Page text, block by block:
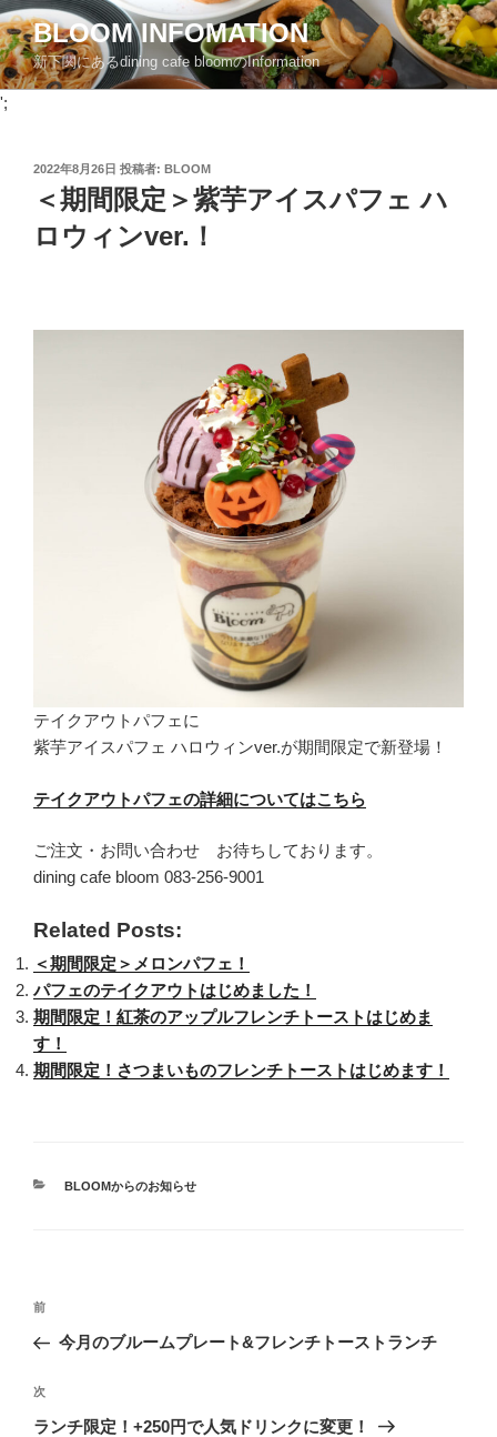
コ
ン
テ
ン
BLOOM INFOMATION
新下関にあるdining cafe bloomのInformation
';
投
日:
2022年8月26日 投稿者: BLOOM
＜期間限定＞紫芋アイスパフェ ハ
ロウィンver.！
テイクアウトパフェに
紫芋アイスパフェ ハロウィンver.が期間限定で新登場！
テイクアウトパフェの詳細についてはこちら
ご注文・お問い合わせ お待ちしております。
dining cafe bloom 083-256-9001
Related Posts:
＜期間限定＞メロンパフェ！
パフェのテイクアウトはじめました！
期間限定！紅茶のアップルフレンチトーストはじめま
す！
期間限定！さつまいものフレンチトーストはじめます！
カ
BLOOMからのお知らせ
投
ビ
ゲ
過
去
投
稿
前
今月のブルームプレート&フレンチトーストランチ
次
の
次
ランチ限定！+250円で人気ドリンクに変更！